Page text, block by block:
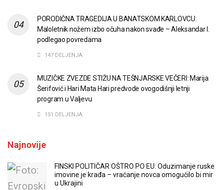
PORODIČNA TRAGEDIJA U BANATSKOM KARLOVCU:
Maloletnik nožem izbo očuha nakon svađe – Aleksandar I.
podlegao povredama
147 DELJENJA
MUZIČKE ZVEZDE STIŽU NA TEŠNJARSKE VEČERI: Marija
Šerifović i Hari Mata Hari predvode ovogodišnji letnji
program u Valjevu
151 DELJENJA
Najnovije
FINSKI POLITIČAR OŠTRO PO EU: Oduzimanje ruske
imovine je krađa – vraćanje novca omogućilo bi mir
u Ukrajini